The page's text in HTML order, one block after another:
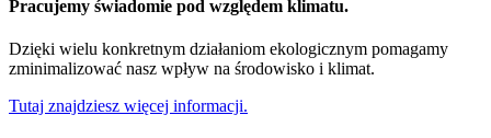
Pracujemy świadomie pod względem klimatu.
Dzięki wielu konkretnym działaniom ekologicznym pomagamy
zminimalizować nasz wpływ na środowisko i klimat.
Tutaj znajdziesz więcej informacji.